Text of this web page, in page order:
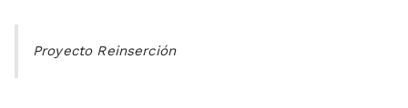
Proyecto Reinserción